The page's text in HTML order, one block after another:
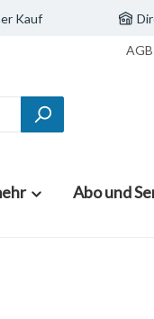
Kauf
AGB
Abo und